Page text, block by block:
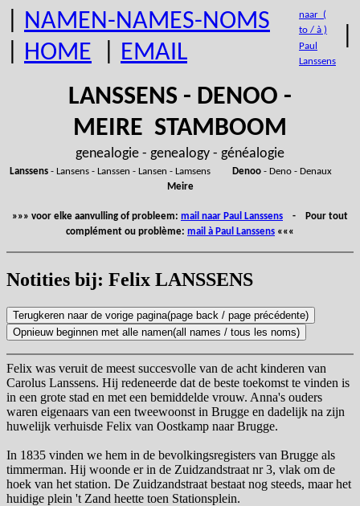
NAMEN-NAMES-NOMS
HOME EMAIL
naar (
to / à )
Paul
Lanssens
LANSSENS - DENOO -
MEIRE STAMBOOM
genealogie - genealogy - généalogie
Lanssens- Lansens - Lanssen - Lansen - Lamsens Denoo- Deno - Denaux
Meire
»»» voor elke aanvulling of probleem: mail naar Paul Lanssens - Pour tout
complément ou problème: mail à Paul Lanssens «««
Notities bij: Felix LANSSENS
Felix was veruit de meest succesvolle van de acht kinderen van
Carolus Lanssens. Hij redeneerde dat de beste toekomst te vinden is
in een grote stad en met een bemiddelde vrouw. Anna's ouders
waren eigenaars van een tweewoonst in Brugge en dadelijk na zijn
huwelijk verhuisde Felix van Oostkamp naar Brugge.
In 1835 vinden we hem in de bevolkingsregisters van Brugge als
timmerman. Hij woonde er in de Zuidzandstraat nr 3, vlak om de
hoek van het station. De Zuidzandstraat bestaat nog steeds, maar het
huidige plein 't Zand heette toen Stationsplein.